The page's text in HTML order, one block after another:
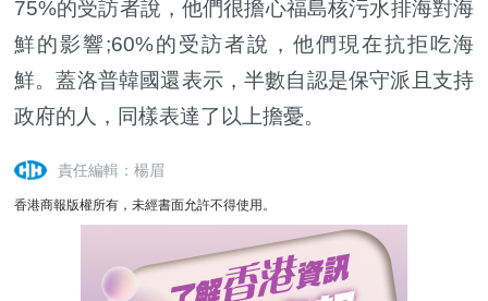
75%的受訪者說，他們很擔心福島核污水排海對海
鮮的影響;60%的受訪者說，他們現在抗拒吃海
鮮。蓋洛普韓國還表示，半數自認是保守派且支持
政府的人，同樣表達了以上擔憂。
責任編輯：楊眉
香港商報版權所有，未經書面允許不得使用。